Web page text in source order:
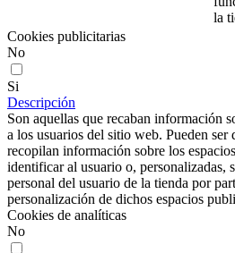
la
Cookies publicitarias
No
Si
Descripción
Son aquellas que recaban información
a los usuarios del sitio web. Pueden ser
recopilan información sobre los
identificar al usuario o, personalizadas,
personal del usuario de la tienda por
personalización de dichos espacios
Cookies de analíticas
No